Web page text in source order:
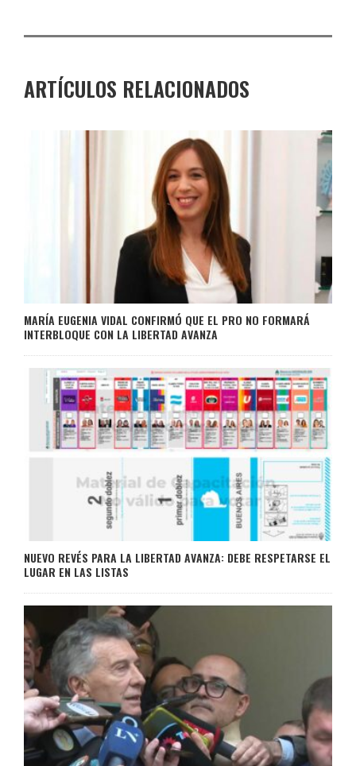
ARTÍCULOS RELACIONADOS
MARÍA EUGENIA VIDAL CONFIRMÓ QUE EL PRO NO FORMARÁ
INTERBLOQUE CON LA LIBERTAD AVANZA
NUEVO REVÉS PARA LA LIBERTAD AVANZA: DEBE RESPETARSE EL
LUGAR EN LAS LISTAS